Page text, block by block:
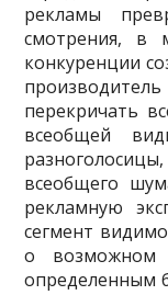
рекламы
смотрения, в
конкуренции
перекричать
всеобщей
всеобщего
рекламную
сегмент
о возможном
определенным